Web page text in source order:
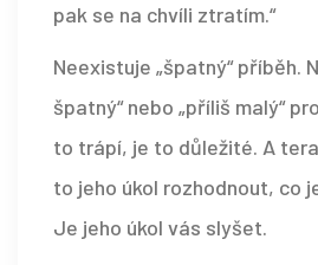
pak se na chvíli ztratím.“
Neexistuje „špatný“ příběh.
špatný“ nebo „příliš malý“
to trápí, je to důležité. A
to jeho úkol rozhodnout, co
Je jeho úkol vás slyšet.